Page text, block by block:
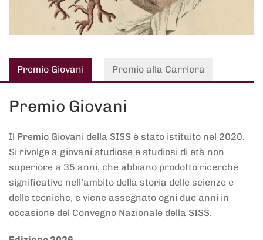
Premio Giovani Premio alla Carriera
Premio Giovani
Il Premio Giovani della SISS è stato istituito nel 2020.
Si rivolge a giovani studiose e studiosi di età non
superiore a 35 anni, che abbiano prodotto ricerche
significative nell’ambito della storia delle scienze e
delle tecniche, e viene assegnato ogni due anni in
occasione del Convegno Nazionale della SISS.